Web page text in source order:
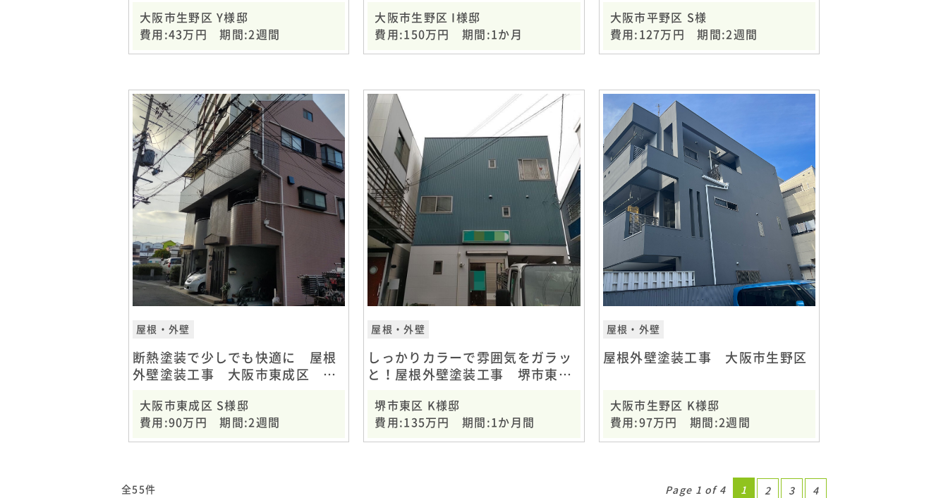
大阪市生野区 Y様邸
費用:43万円 期間:2週間
大阪市生野区 I様邸
費用:150万円 期間:1か月
大阪市平野区 S様
費用:127万円 期間:2週間
屋根・外壁
断熱塗装で少しでも快適に 屋根
外壁塗装工事 大阪市東成区 S
大阪市東成区 S様邸
費用:90万円 期間:2週間
屋根・外壁
しっかりカラーで雰囲気をガラッ
と！屋根外壁塗装工事 堺市東
堺市東区 K様邸
費用:135万円 期間:1か月間
屋根・外壁
屋根外壁塗装工事 大阪市生野区
大阪市生野区 K様邸
費用:97万円 期間:2週間
全55件 Page 1 of 4 1 2 3 4